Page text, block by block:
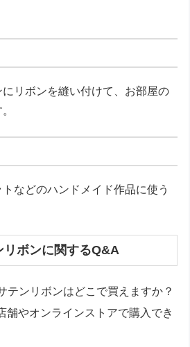
リボンを縫い付けて、お部屋の
などのハンドメイド作品に使う
リボンに関するQ&A
テンリボンはどこで買えますか？
舗やオンラインストアで購入でき